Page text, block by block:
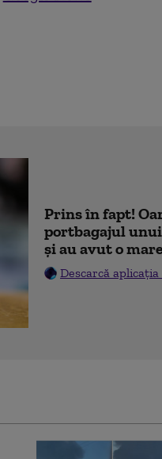
Prins în fapt!
portbagajul
și au avut o
Descarcă